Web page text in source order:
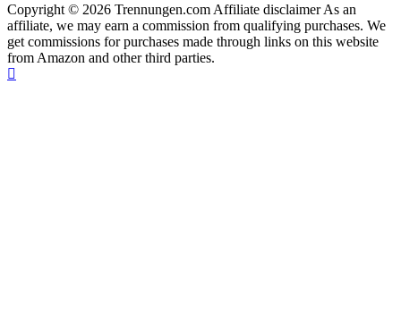
Copyright © 2026 Trennungen.com Affiliate disclaimer As an
affiliate, we may earn a commission from qualifying purchases. We
get commissions for purchases made through links on this website
from Amazon and other third parties.